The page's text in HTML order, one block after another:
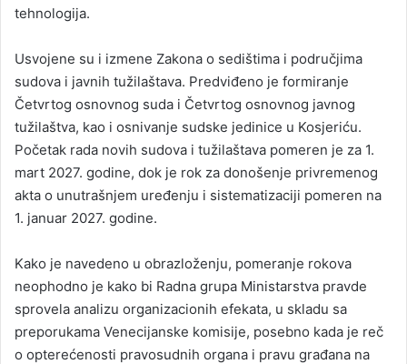
tehnologija.
Usvojene su i izmene Zakona o sedištima i područjima
sudova i javnih tužilaštava. Predviđeno je formiranje
Četvrtog osnovnog suda i Četvrtog osnovnog javnog
tužilaštva, kao i osnivanje sudske jedinice u Kosjeriću.
Početak rada novih sudova i tužilaštava pomeren je za 1.
mart 2027. godine, dok je rok za donošenje privremenog
akta o unutrašnjem uređenju i sistematizaciji pomeren na
1. januar 2027. godine.
Kako je navedeno u obrazloženju, pomeranje rokova
neophodno je kako bi Radna grupa Ministarstva pravde
sprovela analizu organizacionih efekata, u skladu sa
preporukama Venecijanske komisije, posebno kada je reč
o opterećenosti pravosudnih organa i pravu građana na